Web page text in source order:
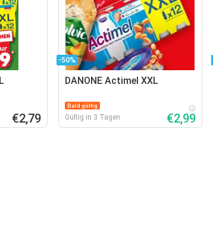
€2,79
-50%
DANONE Actimel XXL
Bald gültig
Gültig in 3 Tagen €2,99